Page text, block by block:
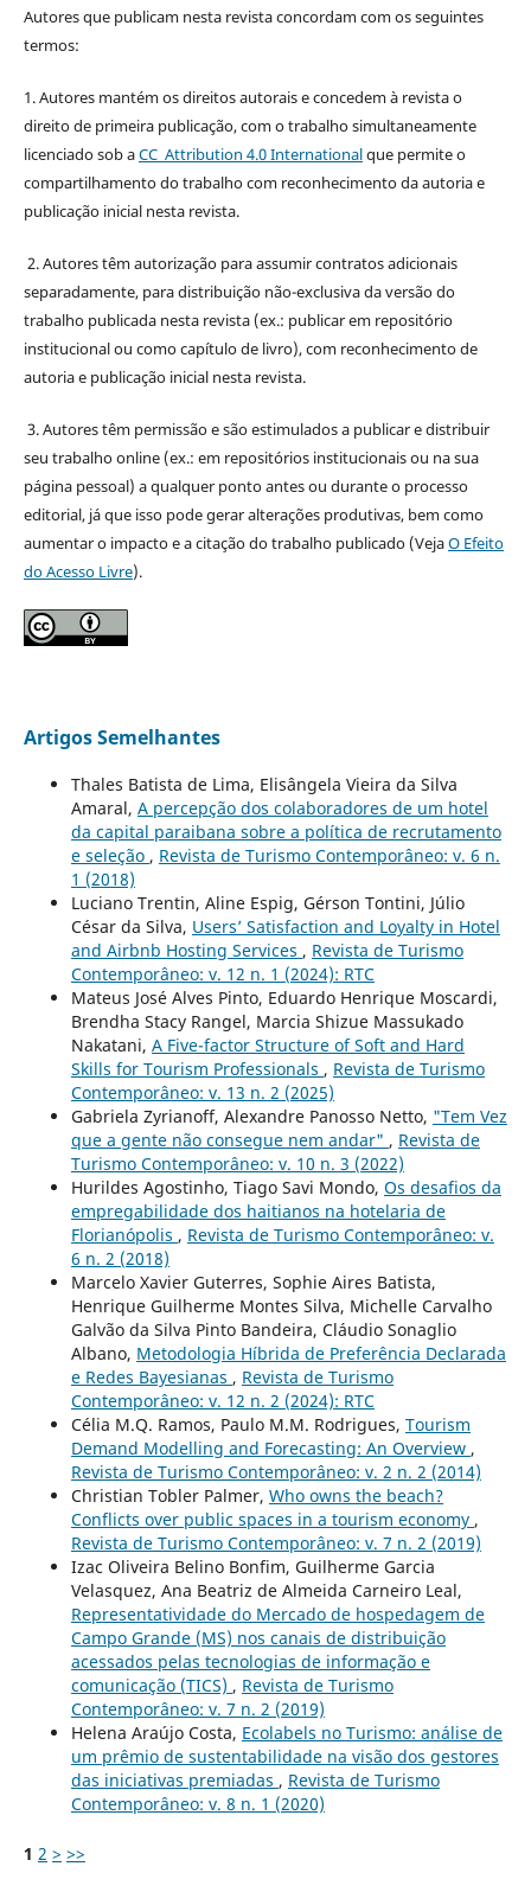
Autores que publicam nesta revista concordam com os seguintes
termos:
1. Autores mantém os direitos autorais e concedem à revista o
direito de primeira publicação, com o trabalho simultaneamente
licenciado sob aCC Attribution 4.0 Internationalque permite o
compartilhamento do trabalho com reconhecimento da autoria e
publicação inicial nesta revista.
2. Autores têm autorização para assumir contratos adicionais
separadamente, para distribuição não-exclusiva da versão do
trabalho publicada nesta revista (ex.: publicar em repositório
institucional ou como capítulo de livro), com reconhecimento de
autoria e publicação inicial nesta revista.
3. Autores têm permissão e são estimulados a publicar e distribuir
seu trabalho online (ex.: em repositórios institucionais ou na sua
página pessoal) a qualquer ponto antes ou durante o processo
editorial, já que isso pode gerar alterações produtivas, bem como
aumentar o impacto e a citação do trabalho publicado (VejaO Efeito
do Acesso Livre).
Artigos Semelhantes
Thales Batista de Lima, Elisângela Vieira da Silva
Amaral, A percepção dos colaboradores de um hotel
da capital paraibana sobre a política de recrutamento
e seleção , Revista de Turismo Contemporâneo: v. 6 n.
1 (2018)
Luciano Trentin, Aline Espig, Gérson Tontini, Júlio
César da Silva, Users’ Satisfaction and Loyalty in Hotel
and Airbnb Hosting Services , Revista de Turismo
Contemporâneo: v. 12 n. 1 (2024): RTC
Mateus José Alves Pinto, Eduardo Henrique Moscardi,
Brendha Stacy Rangel, Marcia Shizue Massukado
Nakatani, A Five-factor Structure of Soft and Hard
Skills for Tourism Professionals , Revista de Turismo
Contemporâneo: v. 13 n. 2 (2025)
Gabriela Zyrianoff, Alexandre Panosso Netto, "Tem Vez
que a gente não consegue nem andar" , Revista de
Turismo Contemporâneo: v. 10 n. 3 (2022)
Hurildes Agostinho, Tiago Savi Mondo, Os desafios da
empregabilidade dos haitianos na hotelaria de
Florianópolis , Revista de Turismo Contemporâneo: v.
6 n. 2 (2018)
Marcelo Xavier Guterres, Sophie Aires Batista,
Henrique Guilherme Montes Silva, Michelle Carvalho
Galvão da Silva Pinto Bandeira, Cláudio Sonaglio
Albano, Metodologia Híbrida de Preferência Declarada
e Redes Bayesianas , Revista de Turismo
Contemporâneo: v. 12 n. 2 (2024): RTC
Célia M.Q. Ramos, Paulo M.M. Rodrigues, Tourism
Demand Modelling and Forecasting: An Overview ,
Revista de Turismo Contemporâneo: v. 2 n. 2 (2014)
Christian Tobler Palmer, Who owns the beach?
Conflicts over public spaces in a tourism economy ,
Revista de Turismo Contemporâneo: v. 7 n. 2 (2019)
Izac Oliveira Belino Bonfim, Guilherme Garcia
Velasquez, Ana Beatriz de Almeida Carneiro Leal,
Representatividade do Mercado de hospedagem de
Campo Grande (MS) nos canais de distribuição
acessados pelas tecnologias de informação e
comunicação (TICS) , Revista de Turismo
Contemporâneo: v. 7 n. 2 (2019)
Helena Araújo Costa, Ecolabels no Turismo: análise de
um prêmio de sustentabilidade na visão dos gestores
das iniciativas premiadas , Revista de Turismo
Contemporâneo: v. 8 n. 1 (2020)
1 2 > >>